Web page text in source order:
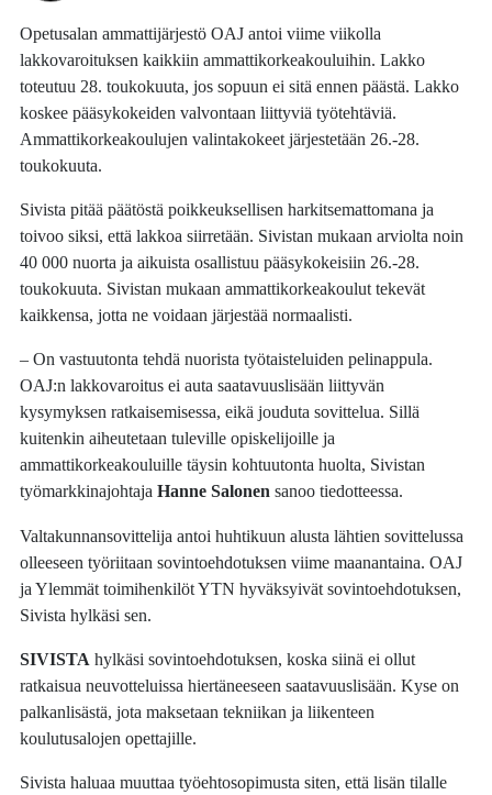
Opetusalan ammattijärjestö OAJ antoi viime viikolla
lakkovaroituksen kaikkiin ammattikorkeakouluihin. Lakko
toteutuu 28. toukokuuta, jos sopuun ei sitä ennen päästä. Lakko
koskee pääsykokeiden valvontaan liittyviä työtehtäviä.
Ammattikorkeakoulujen valintakokeet järjestetään 26.-28.
toukokuuta.
Sivista pitää päätöstä poikkeuksellisen harkitsemattomana ja
toivoo siksi, että lakkoa siirretään. Sivistan mukaan arviolta noin
40 000 nuorta ja aikuista osallistuu pääsykokeisiin 26.-28.
toukokuuta. Sivistan mukaan ammattikorkeakoulut tekevät
kaikkensa, jotta ne voidaan järjestää normaalisti.
– On vastuutonta tehdä nuorista työtaisteluiden pelinappula.
OAJ:n lakkovaroitus ei auta saatavuuslisään liittyvän
kysymyksen ratkaisemisessa, eikä jouduta sovittelua. Sillä
kuitenkin aiheutetaan tuleville opiskelijoille ja
ammattikorkeakouluille täysin kohtuutonta huolta, Sivistan
työmarkkinajohtajaHanne Salonen sanoo tiedotteessa.
Valtakunnansovittelija antoi huhtikuun alusta lähtien sovittelussa
olleeseen työriitaan sovintoehdotuksen viime maanantaina. OAJ
ja Ylemmät toimihenkilöt YTN hyväksyivät sovintoehdotuksen,
Sivista hylkäsi sen.
SIVISTA hylkäsi sovintoehdotuksen, koska siinä ei ollut
ratkaisua neuvotteluissa hiertäneeseen saatavuuslisään. Kyse on
palkanlisästä, jota maksetaan tekniikan ja liikenteen
koulutusalojen opettajille.
Sivista haluaa muuttaa työehtosopimusta siten, että lisän tilalle